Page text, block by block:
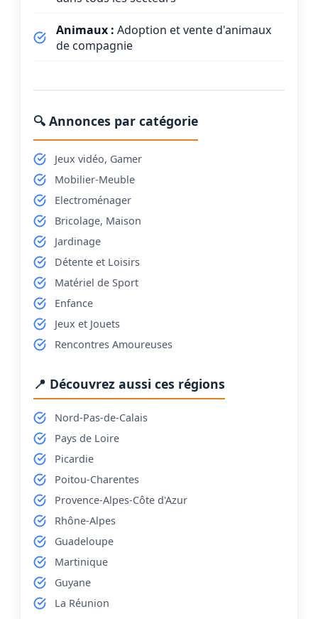
Animaux : Adoption et vente d'animaux
de compagnie
🔍 Annonces par catégorie
Jeux vidéo, Gamer
Mobilier-Meuble
Electroménager
Bricolage, Maison
Jardinage
Détente et Loisirs
Matériel de Sport
Enfance
Jeux et Jouets
Rencontres Amoureuses
📍 Découvrez aussi ces régions
Nord-Pas-de-Calais
Pays de Loire
Picardie
Poitou-Charentes
Provence-Alpes-Côte d'Azur
Rhône-Alpes
Guadeloupe
Martinique
Guyane
La Réunion